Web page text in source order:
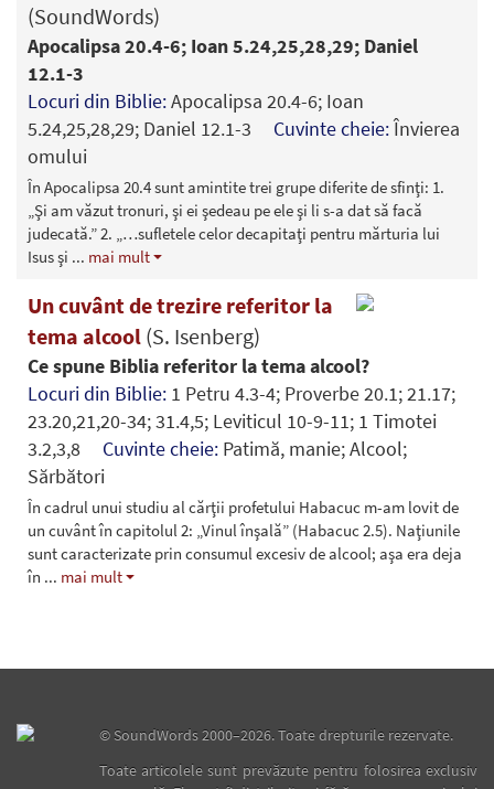
(SoundWords)
Apocalipsa 20.4-6; Ioan 5.24,25,28,29; Daniel
12.1-3
Locuri din Biblie:Apocalipsa 20.4-6; Ioan
5.24,25,28,29; Daniel 12.1-3 Cuvinte cheie:Învierea
omului
În Apocalipsa 20.4 sunt amintite trei grupe diferite de sfinţi: 1.
„Şi am văzut tronuri, şi ei şedeau pe ele şi li s-a dat să facă
judecată.” 2. „…sufletele celor decapitaţi pentru mărturia lui
Isus şi ... mai mult
Un cuvânt de trezire referitor la
tema alcool (S. Isenberg)
Ce spune Biblia referitor la tema alcool?
Locuri din Biblie: 1 Petru 4.3-4; Proverbe 20.1; 21.17;
23.20,21,20-34; 31.4,5; Leviticul 10-9-11; 1 Timotei
3.2,3,8 Cuvinte cheie: Patimă, manie; Alcool;
Sărbători
În cadrul unui studiu al cărţii profetului Habacuc m-am lovit de
un cuvânt în capitolul 2: „Vinul înşală” (Habacuc 2.5). Naţiunile
sunt caracterizate prin consumul excesiv de alcool; aşa era deja
în ... mai mult
©SoundWords2000–2026. Toate drepturile rezervate.
Toate articolele sunt prevăzute pentru folosirea exclusiv